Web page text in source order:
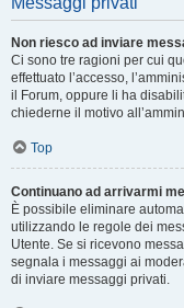
Non riesco ad inviare
Ci sono tre ragioni per cui
effettuato l’accesso,
il Forum, oppure li ha
chiederne il motivo
Top
Continuano ad arrivarmi
È possibile eliminare
utilizzando le regole dei
Utente. Se si ricevono
segnala i messaggi ai
di inviare messaggi privati​​.